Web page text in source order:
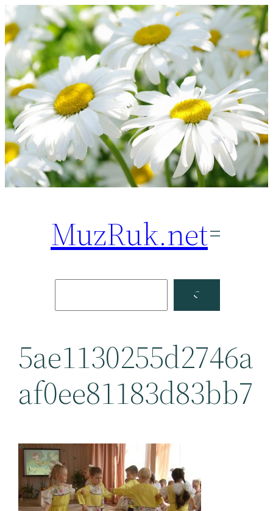
Перейти
к
содержимому
MuzRuk.net
Facebook
5ae1130255d2746a
af0ee81183d83bb7